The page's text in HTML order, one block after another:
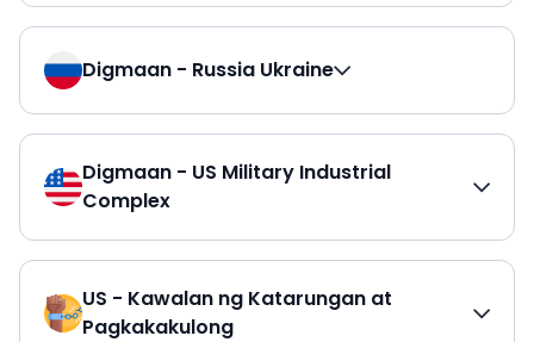
Digmaan - Russia Ukraine
Digmaan - US Military Industrial
Complex
US - Kawalan ng Katarungan at
Pagkakakulong